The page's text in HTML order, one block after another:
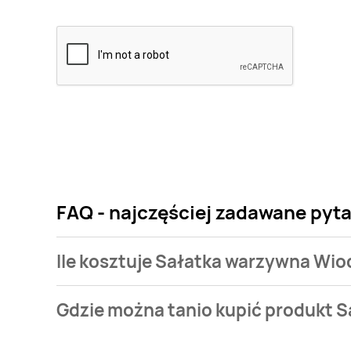
FAQ - najczęściej zadawane
Ile kosztuje Sałatka warzywna
warzywna Wiodąca marka rustica kosztuje od 3 zł
Gdzie można tanio kupić produkt